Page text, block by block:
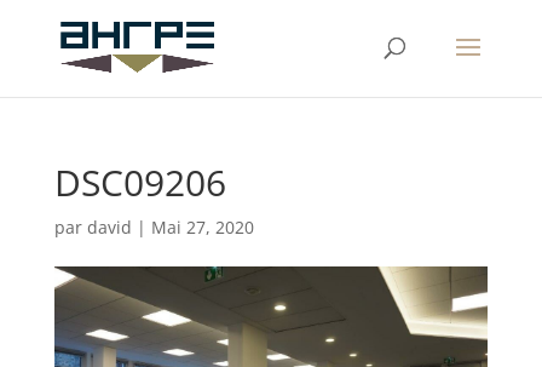
DSC09206
par david | Mai 27, 2020